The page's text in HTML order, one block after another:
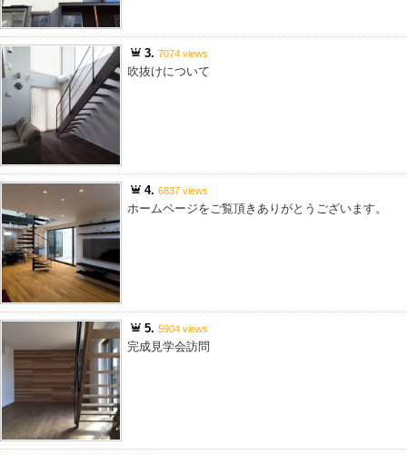
3. 7074 views
吹抜けについて
4. 6837 views
ホームページをご覧頂きありがとうございます。
5. 5904 views
完成見学会訪問